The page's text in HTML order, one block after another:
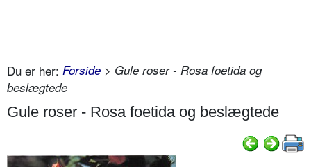
Du er her: Forside > Gule roser - Rosa foetida og
beslægtede
Gule roser - Rosa foetida og beslægtede